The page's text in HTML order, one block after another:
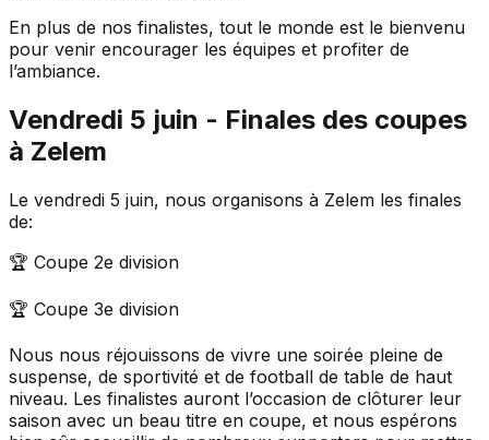
En plus de nos finalistes, tout le monde est le bienvenu
pour venir encourager les équipes et profiter de
l’ambiance.
Vendredi 5 juin - Finales des coupes
à Zelem
Le vendredi 5 juin, nous organisons à Zelem les finales
de:
🏆 Coupe 2e division
🏆 Coupe 3e division
Nous nous réjouissons de vivre une soirée pleine de
suspense, de sportivité et de football de table de haut
niveau. Les finalistes auront l’occasion de clôturer leur
saison avec un beau titre en coupe, et nous espérons